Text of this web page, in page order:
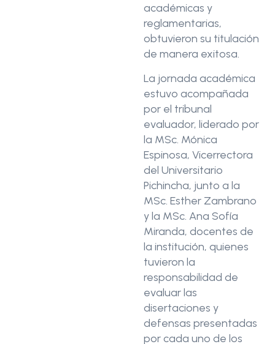
académicas y
reglamentarias,
obtuvieron su titulación
de manera exitosa.
La jornada académica
estuvo acompañada
por el tribunal
evaluador, liderado por
la MSc. Mónica
Espinosa, Vicerrectora
del Universitario
Pichincha, junto a la
MSc. Esther Zambrano
y la MSc. Ana Sofía
Miranda, docentes de
la institución, quienes
tuvieron la
responsabilidad de
evaluar las
disertaciones y
defensas presentadas
por cada uno de los